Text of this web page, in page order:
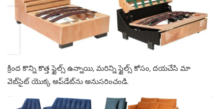
క్రింద కొన్ని కొత్త స్టైల్స్ ఉన్నాయి, మరిన్ని స్టైల్స్ కోసం, దయచేసి మా
వెబ్‌సైట్ యొక్క అప్‌డేట్‌ను అనుసరించండి.